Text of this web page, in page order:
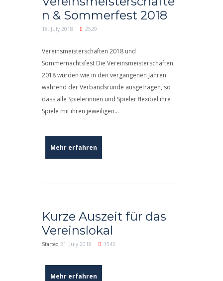
n & Sommerfest 2018
18. July 2018 2529
Vereinsmeisterschaften 2018 und
Sommernachtsfest Die Vereinsmeisterschaften
2018 wurden wie in den vergangenen Jahren
während der Verbandsrunde ausgetragen, so
dass alle Spielerinnen und Spieler flexibel ihre
Spiele mit ihren jeweiligen...
Mehr erfahren
Kurze Auszeit für das
Vereinslokal
Started 21. July 2018 1542
Mehr erfahren